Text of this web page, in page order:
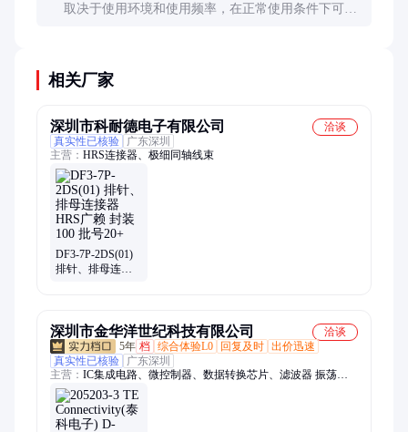
取决于使用环境和使用频率，在正常使用条件下可达
相关厂家
深圳市科耐德电子有限公司
洽谈
真实性已核验
广东深圳
主营： HRS连接器、极细同轴线束
DF3-7P-2DS(01)
排针、排母连接
深圳市金华洋世纪科技有限公司
洽谈
5年 档 综合体验L0 回复及时 出价迅速
真实性已核验
广东深圳
主营： IC集成电路、微控制器、数据转换芯片、滤波器 振荡
器、射频无线芯片、贴片电容电阻、传感器、继电器